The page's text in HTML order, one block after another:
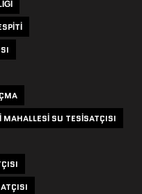
MAHALLESI SU TESISATÇISI